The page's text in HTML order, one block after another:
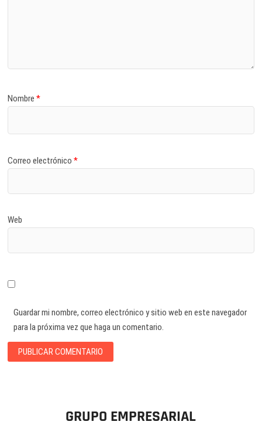
Nombre*
Correo electrónico*
Web
Guardar mi nombre, correo electrónico y sitio web en este navegador
para la próxima vez que haga un comentario.
GRUPO EMPRESARIAL